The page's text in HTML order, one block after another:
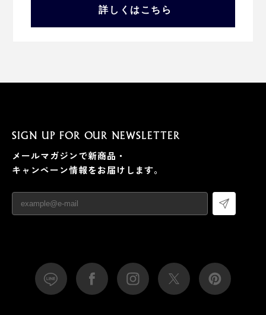
詳しくはこちら
SIGN UP FOR OUR NEWSLETTER
メールマガジンで新商品・
キャンペーン情報をお届けします。